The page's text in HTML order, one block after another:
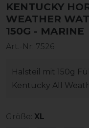
KENTUCKY
WEATHER
150G - MARINE
Art.-Nr: 7526
Halsteil mit 150g
Kentucky All
Größe: XL